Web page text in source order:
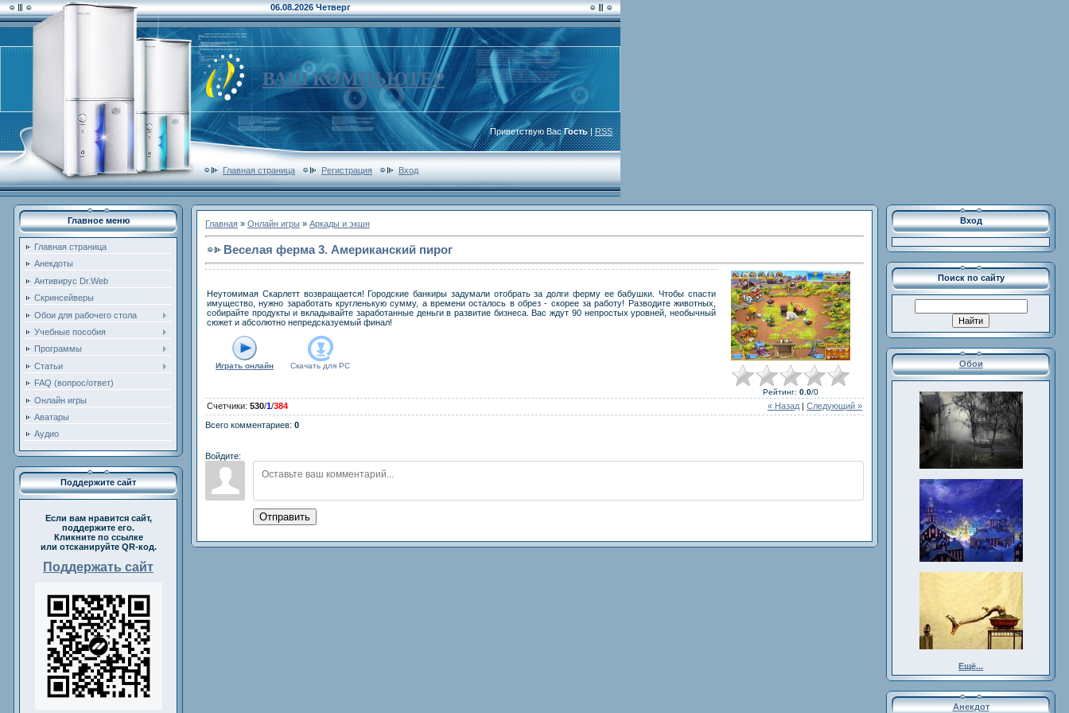
06.08.2026 Четверг
ВАШ КОМПЬЮТЕР
Приветствую ВасГость|RSS
Главная страница Регистрация Вход
Главное меню
Главная страница
Анекдоты
Антивирус Dr.Web
Скринсейверы
Обои для рабочего стола
Учебные пособия
Программы
Статьи
FAQ (вопрос/ответ)
Онлайн игры
Аватары
Аудио
Поддержите сайт
Если вам нравится сайт,
поддержите его.
Кликните по ссылке
или отсканируйте QR-код.
Поддержать сайт
Главная » Онлайн игры » Аркады и экшн
Веселая ферма 3. Американский пирог
Неутомимая Скарлетт возвращается! Городские банкиры задумали отобрать за долги ферму ее бабушки. Чтобы спасти
имущество, нужно заработать кругленькую сумму, а времени осталось в обрез - скорее за работу! Разводите животных,
собирайте продукты и вкладывайте заработанные деньги в развитие бизнеса. Вас ждут 90 непростых уровней, необычный
сюжет и абсолютно непредсказуемый финал!
Играть онлайн Скачать для PC
Рейтинг: 0.0/0
« Назад Следующий »
Счетчики: 530/1/384
Всего комментариев: 0
Войдите:
Отправить
Вход
Поиск по сайту
Обои
Ещё...
Анекдот